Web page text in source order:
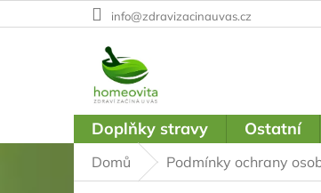
na
info@zdravizacinauvas.cz
Doplňky stravy Ostatní
Domů Podmínky ochrany